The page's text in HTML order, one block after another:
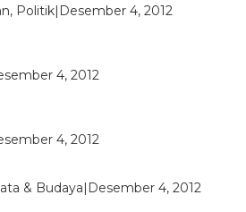
Politik Desember 4, 2012
4, 2012
4, 2012
& Budaya Desember 4, 2012